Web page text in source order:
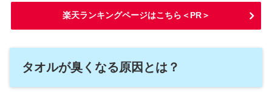
楽天ランキングページはこちら＜PR＞
タオルが臭くなる原因とは？